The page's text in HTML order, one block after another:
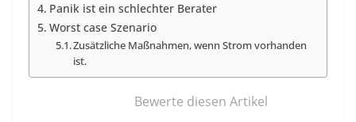
Panik ist ein schlechter Berater
Worst case Szenario
Zusätzliche Maßnahmen, wenn Strom vorhanden
ist.
Bewerte diesen Artikel